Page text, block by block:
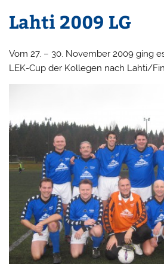
Lahti 2009 LG
Vom 27. – 30. November 2009 ging
LEK-Cup der Kollegen nach Lahti/